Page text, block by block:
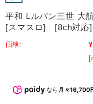
平和 Lルパン三世 大
[スマスロ] [8ch対応]
価格:
[
なら 月々16,700